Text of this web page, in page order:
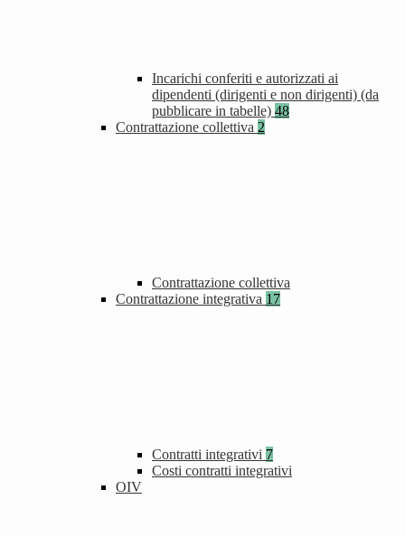
Incarichi conferiti e autorizzati ai
dipendenti (dirigenti e non dirigenti) (da
pubblicare in tabelle) 48
Contrattazione collettiva 2
Contrattazione collettiva
Contrattazione integrativa 17
Contratti integrativi 7
Costi contratti integrativi
OIV